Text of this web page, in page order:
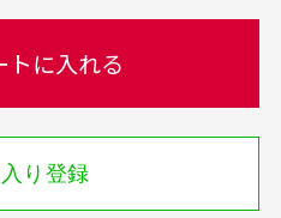
トに入れる
り登録